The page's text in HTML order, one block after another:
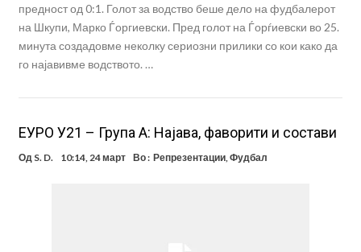
предност од 0:1. Голот за водство беше дело на фудбалерот
на Шкупи, Марко Ѓоргиевски. Пред голот на Ѓорѓиевски во 25.
минута создадовме неколку сериозни прилики со кои како да
го најавивме водството. …
ЕУРО У21 – Група А: Најава, фаворити и состави
Од S. D. 10:14, 24 март Во : Репрезентации,Фудбал